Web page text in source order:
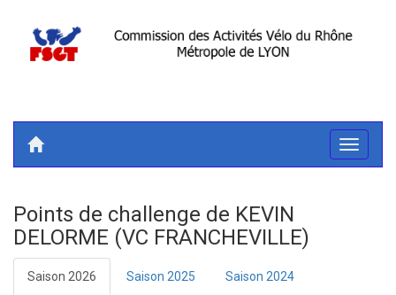
Toggle
Points de challenge de KEVIN
DELORME (VC FRANCHEVILLE)
Saison 2026 Saison 2025 Saison 2024